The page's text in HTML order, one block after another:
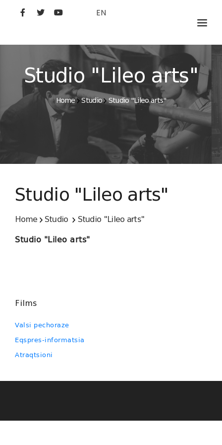
EN
MOVIES
ARTISTS
STUDIO
FILM ACADEMY
Studio "Lileo arts"
Home Studio Studio "Lileo arts"
Studio "Lileo arts"
Home Studio Studio "Lileo arts"
Studio "Lileo arts"
Films
Valsi pechoraze
Eqspres-informatsia
Atraqtsioni